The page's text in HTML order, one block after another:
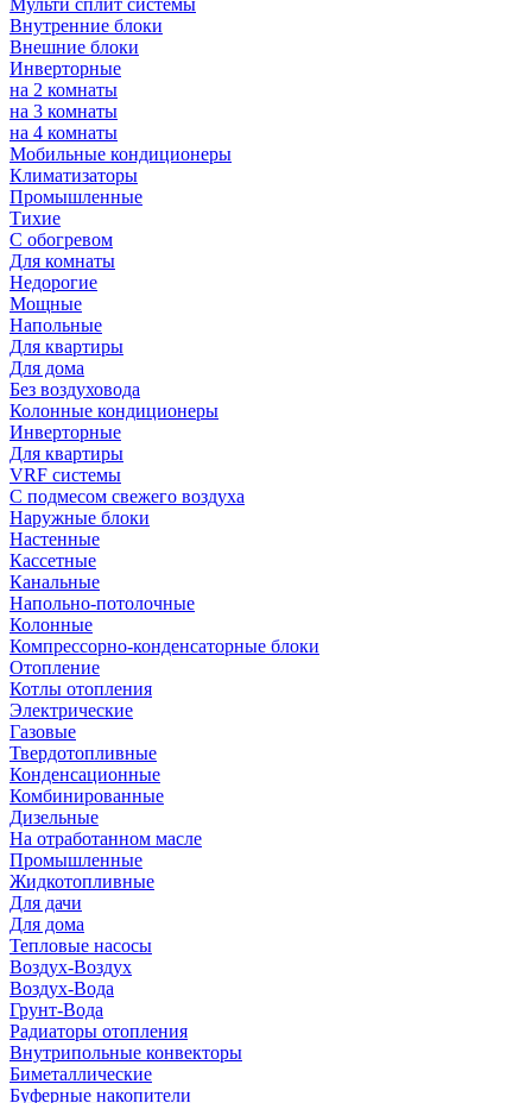
Мульти сплит системы
Внутренние блоки
Внешние блоки
Инверторные
на 2 комнаты
на 3 комнаты
на 4 комнаты
Мобильные кондиционеры
Климатизаторы
Промышленные
Тихие
С обогревом
Для комнаты
Недорогие
Мощные
Напольные
Для квартиры
Для дома
Без воздуховода
Колонные кондиционеры
Инверторные
Для квартиры
VRF системы
С подмесом свежего воздуха
Наружные блоки
Настенные
Кассетные
Канальные
Напольно-потолочные
Колонные
Компрессорно-конденсаторные блоки
Отопление
Котлы отопления
Электрические
Газовые
Твердотопливные
Конденсационные
Комбинированные
Дизельные
На отработанном масле
Промышленные
Жидкотопливные
Для дачи
Для дома
Тепловые насосы
Воздух-Воздух
Воздух-Вода
Грунт-Вода
Радиаторы отопления
Внутрипольные конвекторы
Биметаллические
Буферные накопители